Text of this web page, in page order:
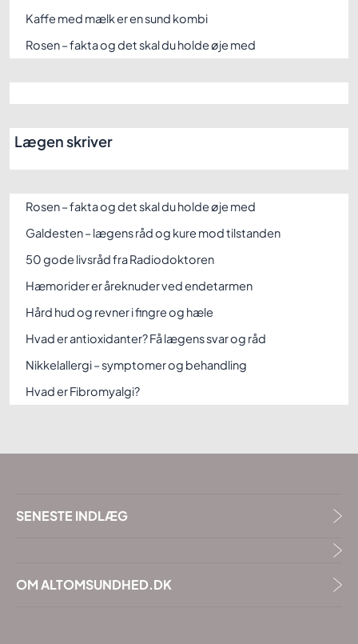
Kaffe med mælk er en sund kombi
Rosen – fakta og det skal du holde øje med
Lægen skriver
Rosen – fakta og det skal du holde øje med
Galdesten – lægens råd og kure mod tilstanden
50 gode livsråd fra Radiodoktoren
Hæmorider er åreknuder ved endetarmen
Hård hud og revner i fingre og hæle
Hvad er antioxidanter? Få lægens svar og råd
Nikkelallergi – symptomer og behandling
Hvad er Fibromyalgi?
SENESTE INDLÆG
OM ALTOMSUNDHED.DK